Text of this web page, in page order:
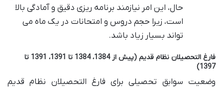
حال، این امر نیازمند برنامه ریزی دقیق و آمادگی بالا
است، زیرا حجم دروس و امتحانات در یک ماه می
تواند بسیار زیاد باشد.
فارغ التحصیلان نظام قدیم (پیش از 1384، 1384 تا 1391، 1391 تا
1397)
وضعیت سوابق تحصیلی برای فارغ التحصیلان نظام قدیم